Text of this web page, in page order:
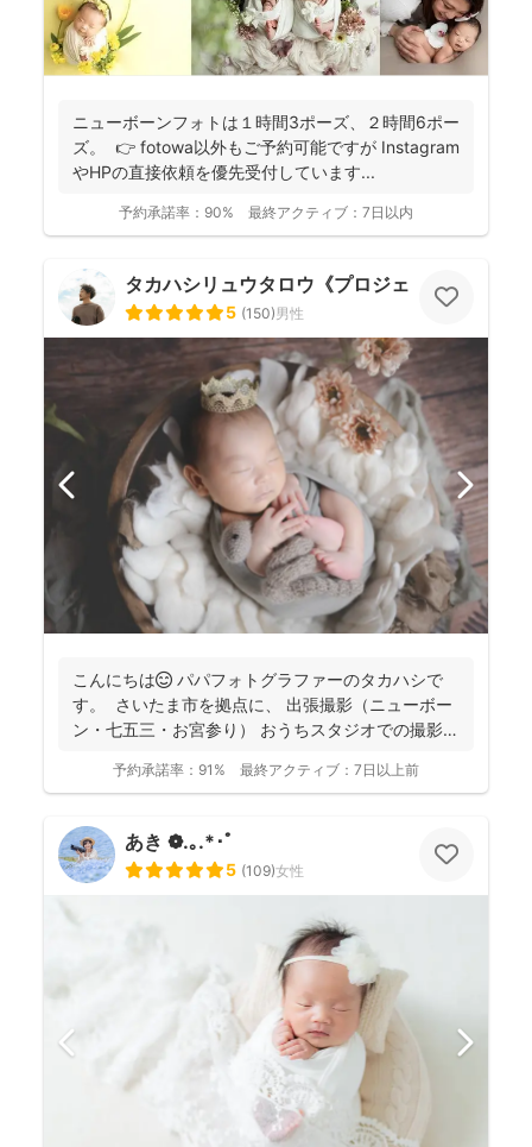
ニューボーンフォトは１時間3ポーズ、２時間6ポー
ズ。 👉 fotowa以外もご予約可能ですが Instagram
やHPの直接依頼を優先受付しています...
予約承諾率： 90% 最終アクティブ： 7日以内
タカハシリュウタロウ《プロジェクトD》
5 (150)男性
こんにちは😊 パパフォトグラファーのタカハシで
す。 さいたま市を拠点に、 出張撮影（ニューボー
ン・七五三・お宮参り） おうちスタジオでの撮影
予約承諾率： 91% 最終アクティブ： 7日以上前
あき ❁.｡.*･ﾟ
5 (109)女性